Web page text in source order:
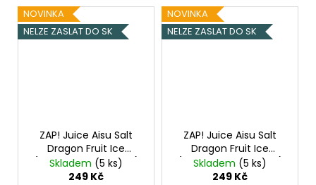
NOVINKA
NELZE ZASLAT DO SK
ZAP! Juice Aisu Salt
Dragon Fruit Ice
(Ledové dračí ovoce)
10ml 20mg
Skladem (5 ks)
249 Kč
NOVINKA
NELZE ZASLAT DO SK
ZAP! Juice Aisu Salt
Dragon Fruit Ice
(Ledové dračí ovoce)
10ml 10mg
Skladem (5 ks)
249 Kč